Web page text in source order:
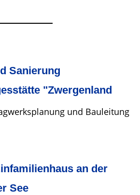
Sanierung
"Zwergenland
und Bauleitung
an der
See